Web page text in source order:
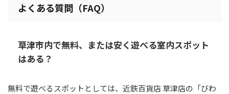
よくある質問（FAQ）
草津市内で無料、または安く遊べる室内スポット
はある？
無料で遊べるスポットとしては、近鉄百貨店 草津店の「びわ